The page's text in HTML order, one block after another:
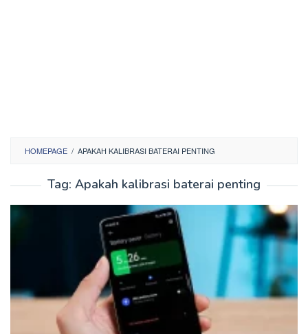
HOMEPAGE / APAKAH KALIBRASI BATERAI PENTING
Tag: Apakah kalibrasi baterai penting